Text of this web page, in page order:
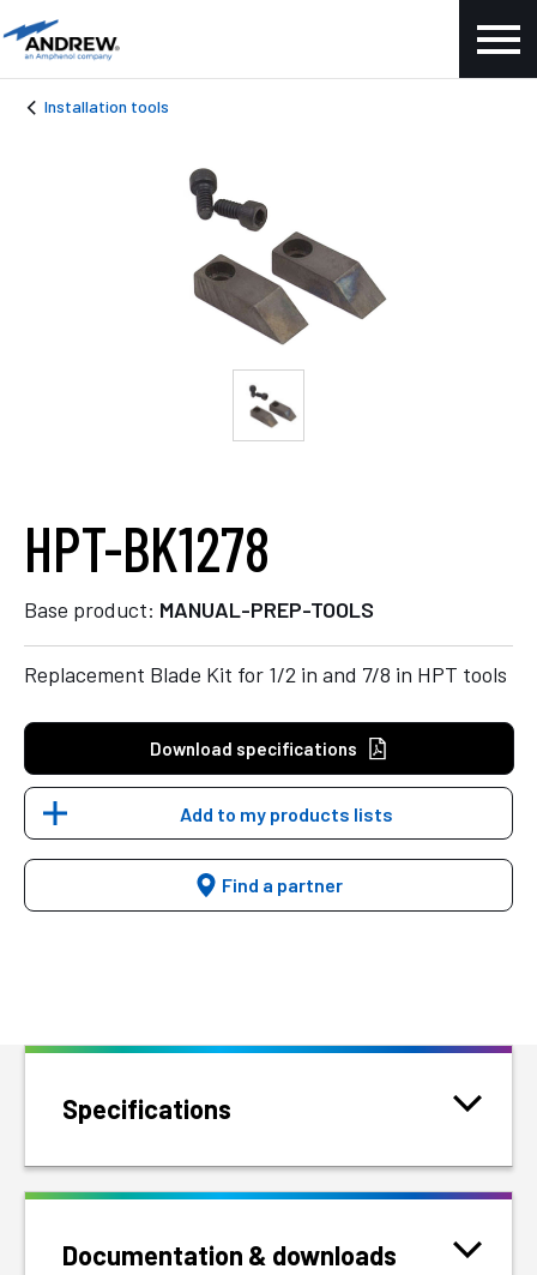
Installation tools
HPT-BK1278
Base product: MANUAL-PREP-TOOLS
Replacement Blade Kit for 1/2 in and 7/8 in HPT tools
Download specifications
Add to my products lists
Find a partner
Specifications
Documentation & downloads